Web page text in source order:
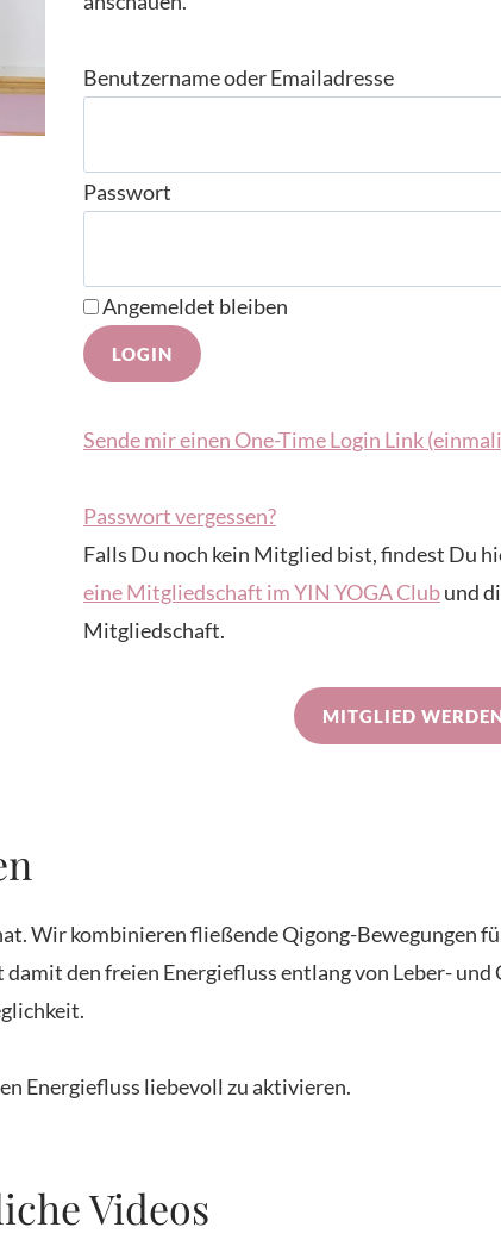
Benutzername oder Emailadresse
Passwort
Angemeldet bleiben
Sende mir einen One-Time Login Link
Passwort vergessen?
Falls Du noch kein Mitglied bist, findest Du
eine Mitgliedschaft im YIN YOGA Clubund
Mitgliedschaft.
MITGLIED
Wir kombinieren fließende Qigong-Bewegungen
den freien Energiefluss entlang von Leber-
Energiefluss liebevoll zu aktivieren.
Videos